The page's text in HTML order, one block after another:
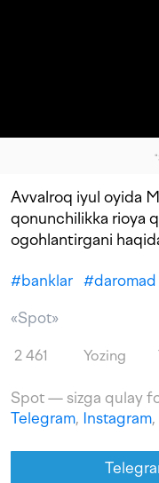
Avvalroq iyul oyida
qonunchilikka rioya
ogohlantirgani
#banklar #daromad
«Spot»
2 461 Yozing
Spot — sizga qulay
Telegram, Instagram,